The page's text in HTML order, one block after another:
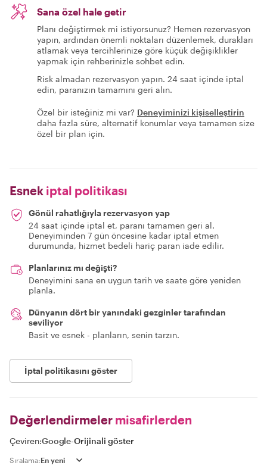
Sana özel hale getir
Planı değiştirmek mi istiyorsunuz? Hemen rezervasyon
yapın, ardından önemli noktaları düzenlemek, durakları
atlamak veya tercihlerinize göre küçük değişiklikler
yapmak için rehberinizle sohbet edin.
Risk almadan rezervasyon yapın. 24 saat içinde iptal
edin, paranızın tamamını geri alın.
Özel bir isteğiniz mi var? Deneyiminizi kişiselleştirin
daha fazla süre, alternatif konumlar veya tamamen size
özel bir plan için.
Esnek iptal politikası
Gönül rahatlığıyla rezervasyon yap
24 saat içinde iptal et, paranı tamamen geri al.
Deneyiminden 7 gün öncesine kadar iptal etmen
durumunda, hizmet bedeli hariç paran iade edilir.
Planlarınız mı değişti?
Deneyimini sana en uygun tarih ve saate göre yeniden
planla.
Dünyanın dört bir yanındaki gezginler tarafından
seviliyor
Basit ve esnek - planların, senin tarzın.
İptal politikasını göster
Değerlendirmeler misafirlerden
Çeviren:Google-Orijinali göster
Sıralama: